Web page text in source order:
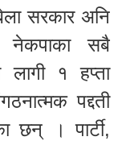
सरकार अनि
सबै
१ हप्ता
पद्दती
छन् । पार्टी,